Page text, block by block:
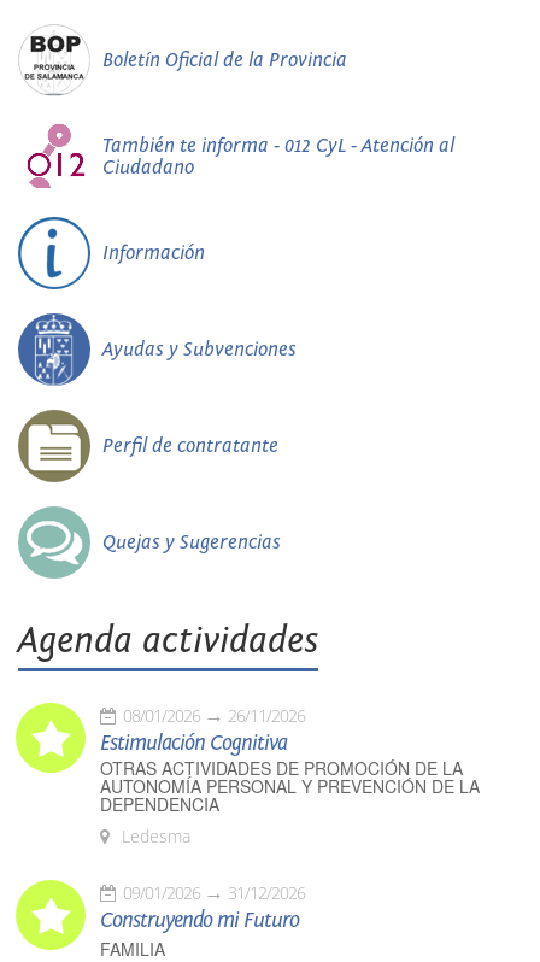
Boletín Oficial de la Provincia
También te informa - 012 CyL - Atención al
Ciudadano
Información
Ayudas y Subvenciones
Perfil de contratante
Quejas y Sugerencias
Agenda actividades
08/01/2026 26/11/2026
Estimulación Cognitiva
OTRAS ACTIVIDADES DE PROMOCIÓN DE LA
AUTONOMÍA PERSONAL Y PREVENCIÓN DE LA
DEPENDENCIA
Ledesma
09/01/2026 31/12/2026
Construyendo mi Futuro
FAMILIA